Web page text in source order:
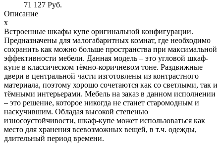
71 127 Руб.
Описание
x
Встроенные шкафы купе оригинальной конфигурации.
Предназначены для малогабаритных комнат, где необходимо
сохранить как можно больше пространства при максимальной
эффективности мебели. Данная модель – это угловой шкаф-
купе в классическом тёмно-коричневом тоне. Раздвижные
двери в центральной части изготовлены из контрастного
материала, поэтому хорошо сочетаются как со светлыми, так и
тёмными интерьерами. Мебель на заказ в данном исполнении
– это решение, которое никогда не станет старомодным и
наскучившим. Обладая высокой степенью
износоустойчивости, шкаф-купе может использоваться как
место для хранения всевозможных вещей, в т.ч. одежды,
длительный период времени.